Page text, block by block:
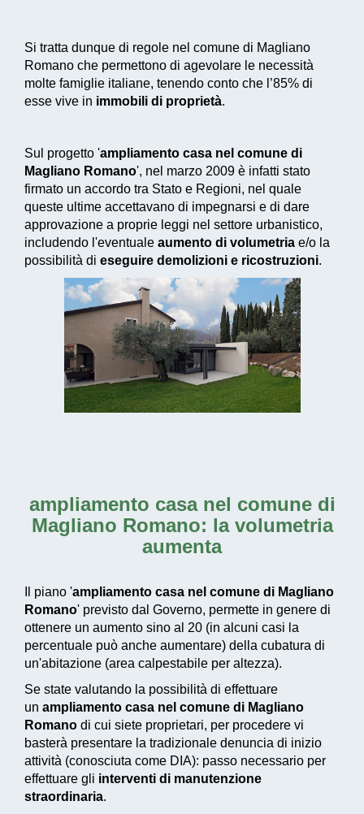
Si tratta dunque di regole nel comune di Magliano
Romano che permettono di agevolare le necessità
molte famiglie italiane, tenendo conto che l’85% di
esse vive in immobili di proprietà.
Sul progetto 'ampliamento casa nel comune di
Magliano Romano', nel marzo 2009 è infatti stato
firmato un accordo tra Stato e Regioni, nel quale
queste ultime accettavano di impegnarsi e di dare
approvazione a proprie leggi nel settore urbanistico,
includendo l'eventuale aumento di volumetria e/o la
possibilità di eseguire demolizioni e ricostruzioni.
ampliamento casa nel comune di
Magliano Romano: la volumetria
aumenta
Il piano 'ampliamento casa nel comune di Magliano
Romano' previsto dal Governo, permette in genere di
ottenere un aumento sino al 20 (in alcuni casi la
percentuale può anche aumentare) della cubatura di
un'abitazione (area calpestabile per altezza).
Se state valutando la possibilità di effettuare
un ampliamento casa nel comune di Magliano
Romano di cui siete proprietari, per procedere vi
basterà presentare la tradizionale denuncia di inizio
attività (conosciuta come DIA): passo necessario per
effettuare gli interventi di manutenzione
straordinaria.